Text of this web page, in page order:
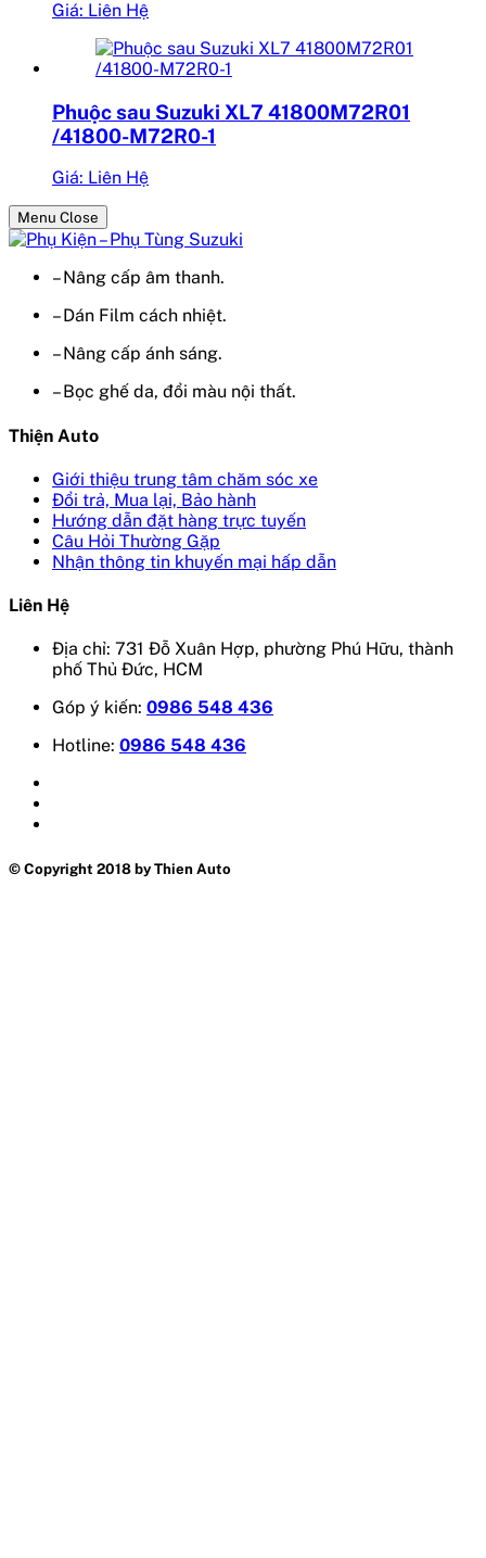
Giá: Liên Hệ
Phuộc sau Suzuki XL7 41800M72R01
/41800-M72R0-1
Giá: Liên Hệ
Menu Close
– Nâng cấp âm thanh.
– Dán Film cách nhiệt.
– Nâng cấp ánh sáng.
– Bọc ghế da, đổi màu nội thất.
Thiện Auto
Giới thiệu trung tâm chăm sóc xe
Đổi trả, Mua lại, Bảo hành
Hướng dẫn đặt hàng trực tuyến
Câu Hỏi Thường Gặp
Nhận thông tin khuyến mại hấp dẫn
Liên Hệ
Địa chỉ: 731 Đỗ Xuân Hợp, phường Phú Hữu, thành
phố Thủ Đức, HCM
Góp ý kiến: 0986 548 436
Hotline: 0986 548 436
© Copyright 2018 by Thien Auto